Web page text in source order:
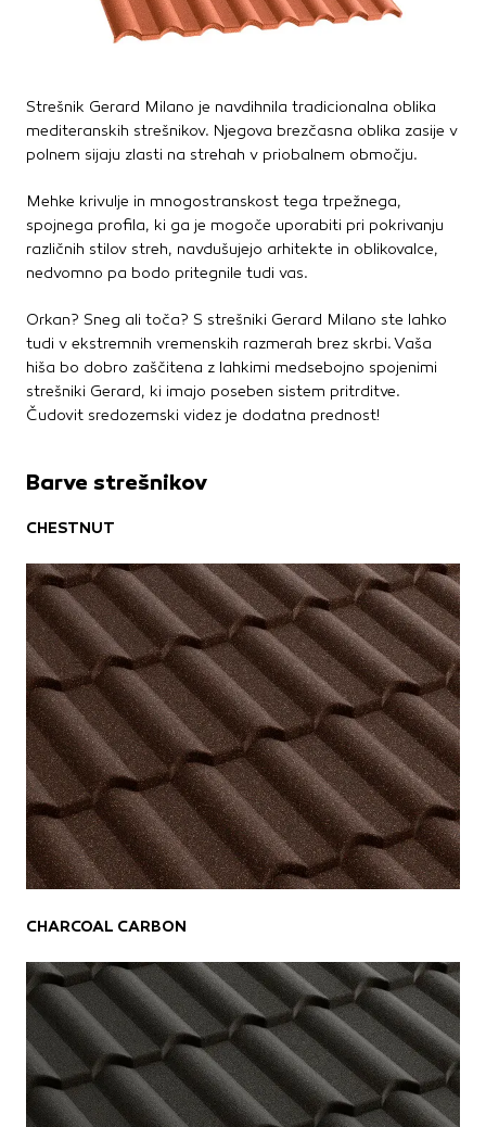
Strešnik Gerard Milano je navdihnila tradicionalna oblika
mediteranskih strešnikov. Njegova brezčasna oblika zasije v
polnem sijaju zlasti na strehah v priobalnem območju.
Mehke krivulje in mnogostranskost tega trpežnega,
spojnega profila, ki ga je mogoče uporabiti pri pokrivanju
različnih stilov streh, navdušujejo arhitekte in oblikovalce,
nedvomno pa bodo pritegnile tudi vas.
Orkan? Sneg ali toča? S strešniki Gerard Milano ste lahko
tudi v ekstremnih vremenskih razmerah brez skrbi. Vaša
hiša bo dobro zaščitena z lahkimi medsebojno spojenimi
strešniki Gerard, ki imajo poseben sistem pritrditve.
Čudovit sredozemski videz je dodatna prednost!
Barve strešnikov
CHESTNUT
CHARCOAL CARBON
Ti piškotki so nujni za delovanje spletnega mesta, zato jih v
zahtev, na primer nastavitev zasebnosti, prijava ali
izpolnjevanje obrazcev. Na voljo imate nastavitev, da
brskalnik blokira te piškotke ali vas opozori na njih. V tem
Piškotki za učinkovitost delovanja
S temi piškotki štejemo obiske in izvor prometa, da lahko
merimo in izboljšamo učinkovitost delovanja našega
najbolj in najmanj priljubljena, in opazujemo, kako se
obiskovalci pomikajo po spletnem mestu. Podatki, ki jih
piškotki zbirajo, so združeni in anonimni. Če uporabo teh
piškotkov zavrnete, ne bomo vedeli, kdaj ste obiskali naše
spletno mesto.
Te piškotke nastavijo naši oglaševalski partnerji.
Partnerska oglaševalska podjetja jih lahko uporabljajo za
prikazovanje ustreznih oglasov na drugih spletnih mestih.
Pri delu uporabljajo edinstveno prepoznavanje vašega
brskalnika in naprave. Če zavrnete uporabo teh piškotkov,
ne boste deležni našega ciljnega spletnega oglaševanja.
Potrdi moje izbire
DOVOLI VSE